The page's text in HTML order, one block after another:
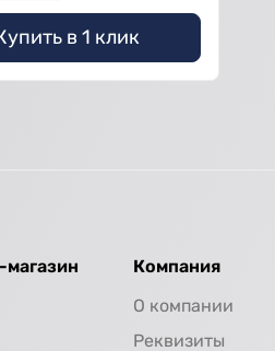
в 1 клик
Компания
О компании
Реквизиты